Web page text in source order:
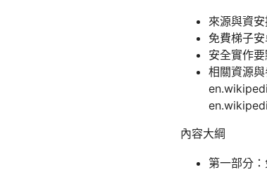
來源與資
免費梯子
安全實作
相關資源
內容大綱
第一部分